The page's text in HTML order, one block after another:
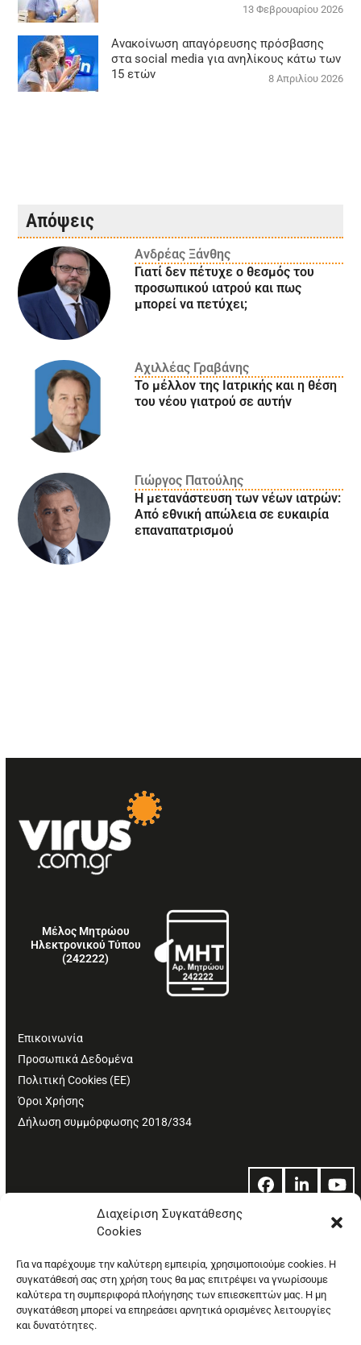
Διαχείριση Συγκατάθεσης
Cookies
Για να παρέχουμε την καλύτερη εμπειρία, χρησιμοποιούμε cookies. Η
συγκατάθεσή σας στη χρήση τους θα μας επιτρέψει να γνωρίσουμε
καλύτερα τη συμπεριφορά πλοήγησης των επιεσκεπτών μας. Η μη
συγκατάθεση μπορεί να επηρεάσει αρνητικά ορισμένες λειτουργίες
και δυνατότητες.
13 Φεβρουαρίου 2026
Ανακοίνωση απαγόρευσης πρόσβασης
στα social media για ανηλίκους κάτω των
15 ετών
8 Απριλίου 2026
Απόψεις
Ανδρέας Ξάνθης
Γιατί δεν πέτυχε ο θεσμός του
προσωπικού ιατρού και πως
μπορεί να πετύχει;
Αχιλλέας Γραβάνης
Το μέλλον της Ιατρικής και η θέση
του νέου γιατρού σε αυτήν
Γιώργος Πατούλης
Η μετανάστευση των νέων ιατρών:
Aπό εθνική απώλεια σε ευκαιρία
επαναπατρισμού
Μέλος Μητρώου
Ηλεκτρονικού Τύπου
(242222)
Επικοινωνία
Προσωπικά Δεδομένα
Πολιτική Cookies (ΕΕ)
Όροι Χρήσης
Δήλωση συμμόρφωσης 2018/334
Facebook
LinkedIn
© Copyright: Ethos Media S.A.